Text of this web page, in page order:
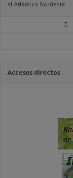
el Atlántico Nordeste
Accesos directos